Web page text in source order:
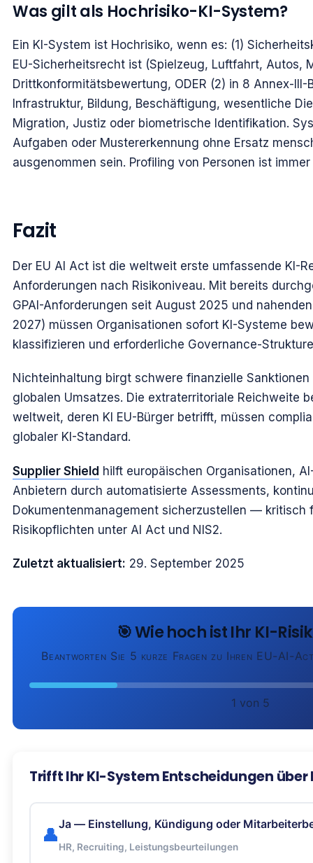
Was gilt als Hochrisiko-KI-System?
Ein KI-System ist Hochrisiko, wenn es: (1)
EU-Sicherheitsrecht ist (Spielzeug, Luftfahrt, Autos,
Drittkonformitätsbewertung, ODER (2) in 8 Annex-
Infrastruktur, Bildung, Beschäftigung, wesentliche
Migration, Justiz oder biometrische Identifikation.
Aufgaben oder Mustererkennung ohne Ersatz
ausgenommen sein. Profiling von Personen ist
Fazit
Der EU AI Act ist die weltweit erste umfassende KI-
Anforderungen nach Risikoniveau. Mit bereits
GPAI-Anforderungen seit August 2025 und
2027) müssen Organisationen sofort KI-Systeme
klassifizieren und erforderliche Governance-
Nichteinhaltung birgt schwere finanzielle
globalen Umsatzes. Die extraterritoriale Reichweite
weltweit, deren KI EU-Bürger betrifft, müssen
globaler KI-Standard.
Supplier Shield hilft europäischen Organisationen,
Anbietern durch automatisierte Assessments,
Dokumentenmanagement sicherzustellen — kritisch
Risikopflichten unter AI Act und NIS2.
Zuletzt aktualisiert: 29. September 2025
🎯 Wie hoch ist Ihr KI-
Beantworten Sie 5 kurze Fragen zu Ihren EU-AI-
1 von 5
Trifft Ihr KI-System Entscheidungen über
👤
Ja — Einstellung, Kündigung oder
HR, Recruiting, Leistungsbeurteilungen